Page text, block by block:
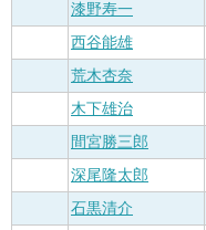
漆野寿一
西谷能雄
荒木杏奈
木下雄治
間宮勝三郎
深尾隆太郎
石黒清介